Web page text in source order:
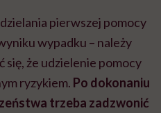
pierwszej pomocy
wypadku – należy
że udzielenie pomocy
ryzykiem. Po dokonaniu
trzeba zadzwonić